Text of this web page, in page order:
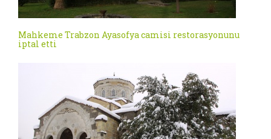
Mahkeme Trabzon Ayasofya camisi restorasyonunu
iptal etti